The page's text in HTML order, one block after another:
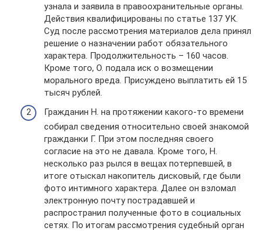
узнала и заявила в правоохранительные органы.
Действия квалифицированы по статье 137 УК.
Суд после рассмотрения материалов дела принял
решение о назначении работ обязательного
характера. Продолжительность – 160 часов.
Кроме того, О. подала иск о возмещении
морального вреда. Присуждено выплатить ей 15
тысяч рублей.
Гражданин Н. на протяжении какого-то времени
собирал сведения относительно своей знакомой
гражданки Г. При этом последняя своего
согласие на это не давала. Кроме того, Н.
несколько раз рылся в вещах потерпевшей, в
итоге отыскал накопитель дисковый, где были
фото интимного характера. Далее он взломал
электронную почту пострадавшей и
распространил полученные фото в социальных
сетях. По итогам рассмотрения судебный орган